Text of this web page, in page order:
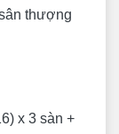
thượng
x 3 sàn +